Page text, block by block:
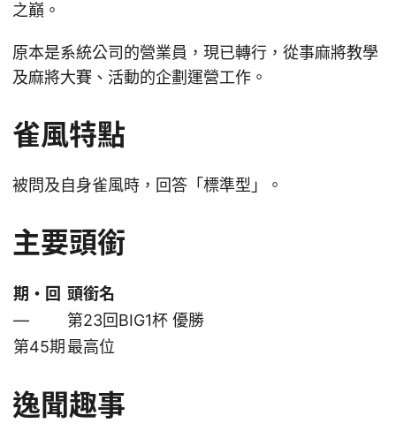
之巔。
原本是系統公司的營業員，現已轉行，從事麻將教學
及麻將大賽、活動的企劃運營工作。
雀風特點
被問及自身雀風時，回答「標準型」。
主要頭銜
期・回 頭銜名
—
第23回BIG1杯 優勝
第45期最高位
逸聞趣事